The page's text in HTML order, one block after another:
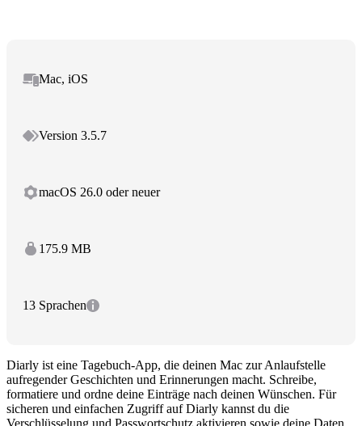
Mac, iOS
Version 3.5.7
macOS 26.0 oder neuer
175.9 MB
13 Sprachen
Diarly ist eine Tagebuch-App, die deinen Mac zur Anlaufstelle
aufregender Geschichten und Erinnerungen macht. Schreibe,
formatiere und ordne deine Einträge nach deinen Wünschen. Für
sicheren und einfachen Zugriff auf Diarly kannst du die
Verschlüsselung und Passwortschutz aktivieren sowie deine Daten